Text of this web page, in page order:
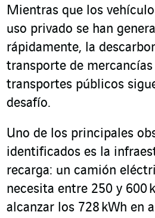
Mientras que los
uso privado se han
rápidamente, la
transporte de
transportes públicos
desafío.
Uno de los principales
identificados es la
recarga: un camión
necesita entre 250 y 600
alcanzar los 728 kWh en